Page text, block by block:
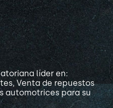
líder en:
Venta de repuestos
automotrices para su